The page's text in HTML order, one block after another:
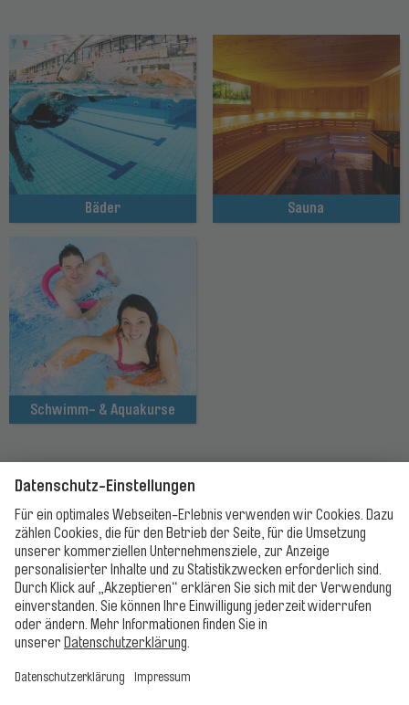
Bäder Sauna
Schwimm- & Aquakurse
Bäder
Öffnungszeiten
Preise
Baderegeln
Haus- und Badeordnungen
Ticket-/Gutscheinshop